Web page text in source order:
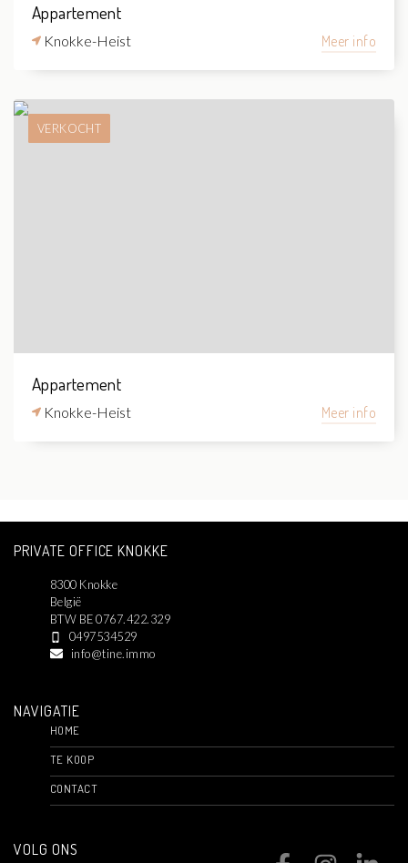
Appartement
Knokke-Heist Meer info
VERKOCHT
Appartement
Knokke-Heist Meer info
PRIVATE OFFICE KNOKKE
8300 Knokke
België
BTW BE 0767.422.329
0497534529
info@tine.immo
NAVIGATIE
HOME
TE KOOP
CONTACT
VOLG ONS